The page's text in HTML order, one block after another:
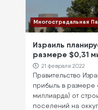
Многострадальная
Израиль
размере $0,31
21 февраля 2022
Правительство
прибыль в размере
миллиарда) от
поселений на